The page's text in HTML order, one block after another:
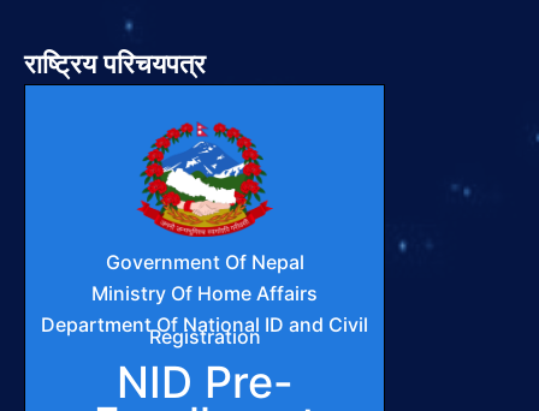
राष्ट्रिय परिचयपत्र